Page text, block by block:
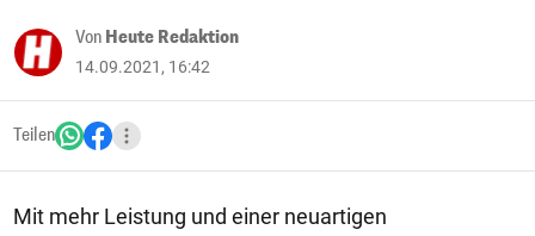
Von Heute Redaktion
14.09.2021, 16:42
Teilen
Mit mehr Leistung und einer neuartigen